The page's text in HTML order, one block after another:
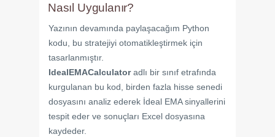
Nasıl Uygulanır?
Yazının devamında paylaşacağım Python
kodu, bu stratejiyi otomatikleştirmek için
tasarlanmıştır.
IdealEMACalculatoradlı bir sınıf etrafında
kurgulanan bu kod, birden fazla hisse senedi
dosyasını analiz ederek İdeal EMA sinyallerini
tespit eder ve sonuçları Excel dosyasına
kaydeder.